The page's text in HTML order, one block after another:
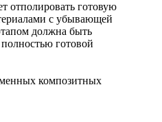
отполировать готовую
с убывающей
должна быть
готовой
композитных